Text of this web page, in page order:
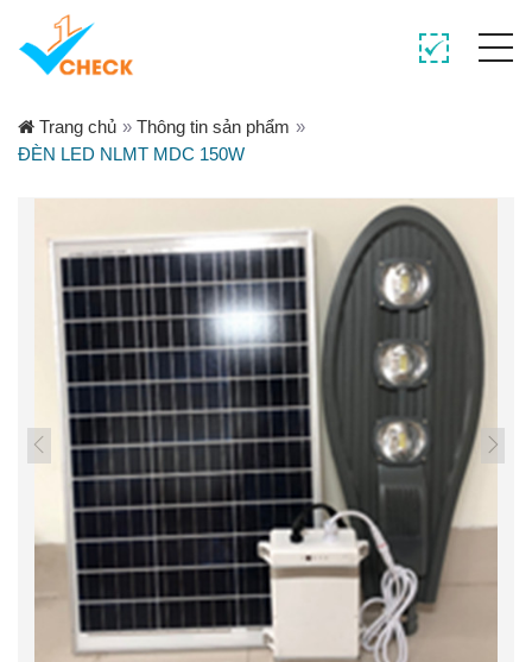
Trang chủ » Thông tin sản phẩm »
ĐÈN LED NLMT MDC 150W